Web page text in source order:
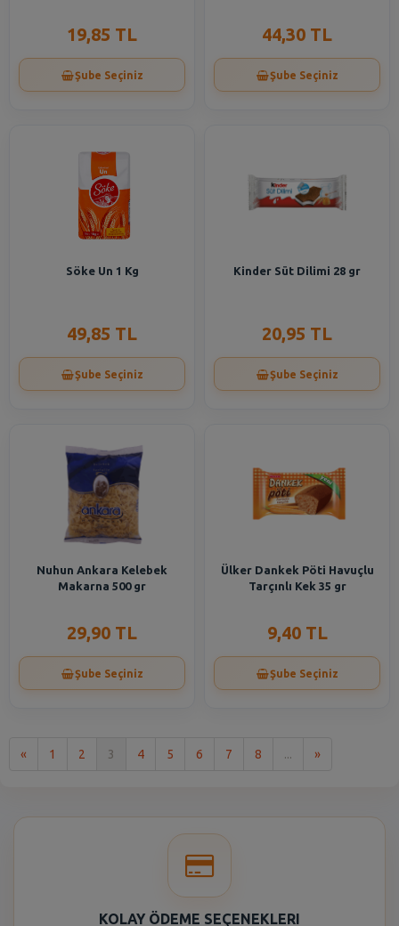
19,85 TL
Şube Seçiniz
44,30 TL
Şube Seçiniz
Söke Un 1 Kg
49,85 TL
Şube Seçiniz
Kinder Süt Dilimi 28 gr
20,95 TL
Şube Seçiniz
Nuhun Ankara Kelebek
Makarna 500 gr
29,90 TL
Şube Seçiniz
Ülker Dankek Pöti Havuçlu
Tarçınlı Kek 35 gr
9,40 TL
Şube Seçiniz
« 1 2 3 4 5 6 7 8 ... »Son
KOLAY ÖDEME SEÇENEKLERI